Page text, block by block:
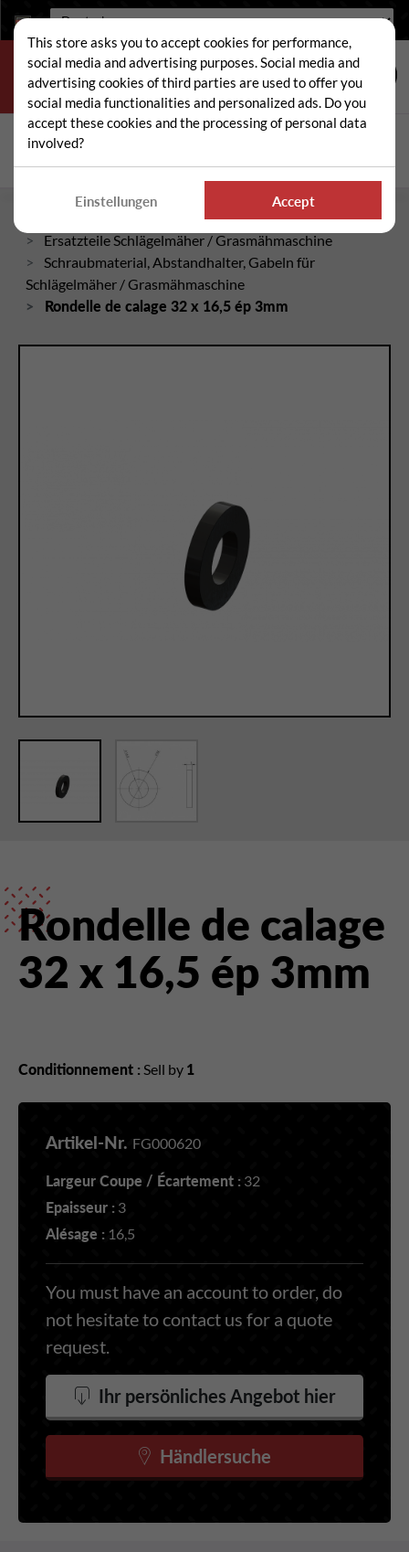
Sprache:
Suche
Ersatzteile Schlägelmäher / Grasmähmaschine
Schraubmaterial, Abstandhalter, Gabeln für
Schlägelmäher / Grasmähmaschine
Rondelle de calage 32 x 16,5 ép 3mm
Rondelle de calage
32 x 16,5 ép 3mm
Conditionnement : Sell by 1
Artikel-Nr. FG000620
Largeur Coupe / Écartement : 32
Epaisseur : 3
Alésage : 16,5
You must have an account to order, do
not hesitate to contact us for a quote
request.
Ihr persönliches Angebot hier
Händlersuche
This store asks you to accept cookies for performance,
social media and advertising purposes. Social media and
advertising cookies of third parties are used to offer you
social media functionalities and personalized ads. Do you
accept these cookies and the processing of personal data
involved?
Einstellungen Accept